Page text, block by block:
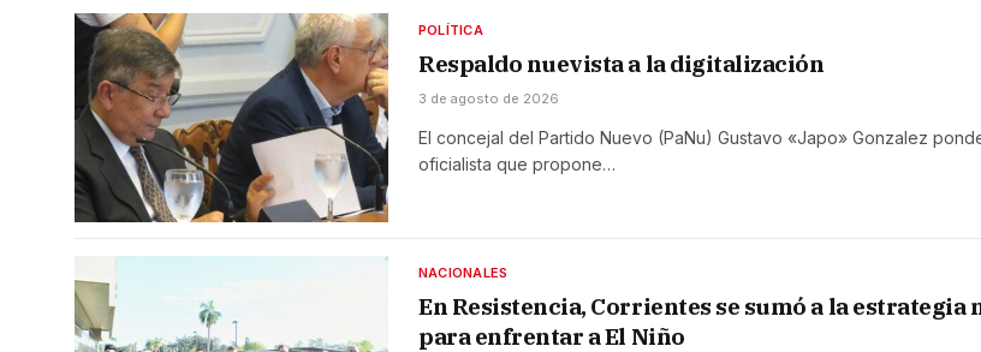
POLÍTICA
Respaldo nuevista a la digitalización
3 de agosto de 2026
El concejal del Partido Nuevo (PaNu) Gustavo «Japo» Gonzalez
oficialista que propone…
NACIONALES
En Resistencia, Corrientes se sumó a la estrategia
para enfrentar a El Niño